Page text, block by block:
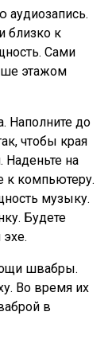
аудиозапись.
близко к
Сами
этажом
Наполните до
чтобы края
Наденьте на
к компьютеру.
музыку.
Будете
швабры.
Во время их
в